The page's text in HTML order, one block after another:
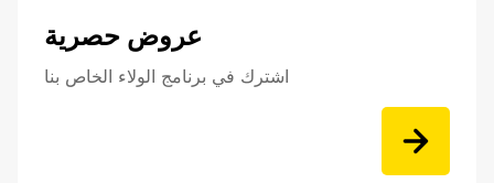
عروض حصرية
اشترك في برنامج الولاء الخاص بنا